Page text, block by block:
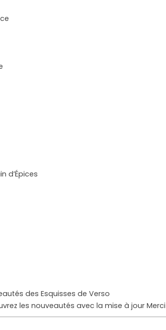
d’Épices
des Esquisses de Verso
les nouveautés avec la mise à jour Merci